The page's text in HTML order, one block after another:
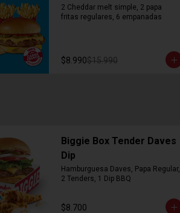
2 Cheddar melt simple, 2 papa
fritas regulares, 6 empanadas
$8.990$15.990
Biggie Box Tender Daves
Dip
Hamburguesa Daves, Papa Regular,
2 Tenders, 1 Dip BBQ
$8.700